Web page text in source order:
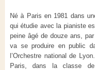
Né à Paris en 1981 dans
qui étudie avec la pianiste
peine âgé de douze ans,
va se produire en public
l’Orchestre national de
Paris, dans la classe